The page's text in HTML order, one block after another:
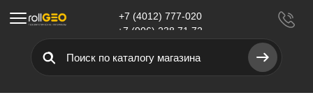
Меню
+7 (4012) 777-020
+7 (906) 238 71 72